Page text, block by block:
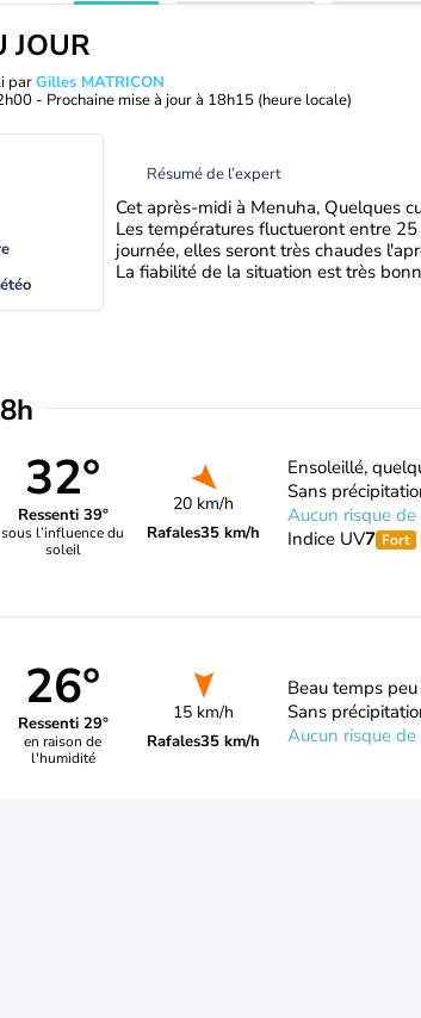
JOUR
parGilles MATRICON
- Prochaine mise à jour à 18h15 (heure locale)
Résumé de l’expert
Cet après-midi à Menuha, Quelques
Les températures fluctueront entre 25
journée, elles seront très chaudes
La fiabilité de la situation est très
32°
Ressenti 39°
sous l’influence du
soleil
20 km/h
Rafales35 km/h
Ensoleillé,
Sans
Aucun risque
Indice UV7 Fort
26°
Ressenti 29°
en raison de
l'humidité
15 km/h
Rafales35 km/h
Beau temps
Sans
Aucun risque